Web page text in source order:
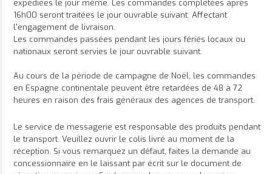
expédiées le jour même. Les commandes complétées après
16h00 seront traitées le jour ouvrable suivant. Affectant
l'engagement de livraison.
Les commandes passées pendant les jours fériés locaux ou
nationaux seront servies le jour ouvrable suivant.
Au cours de la période de campagne de Noël, les commandes
en Espagne continentale peuvent être retardées de 48 à 72
heures en raison des frais généraux des agences de transport.
Le service de messagerie est responsable des produits pendant
le transport. Veuillez ouvrir le colis livré au moment de la
réception. Si vous remarquez un défaut, faites la demande au
concessionnaire en le laissant par écrit sur le document de